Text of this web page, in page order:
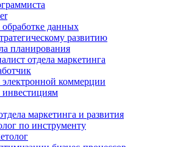
данных
развитию
планирования
отдела маркетинга
электронной коммерции
инвестициям
маркетинга и развития
по инструменту